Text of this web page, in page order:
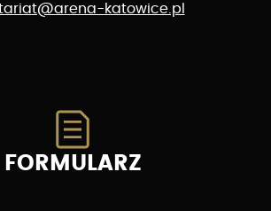
katowice.pl
FORMULARZ